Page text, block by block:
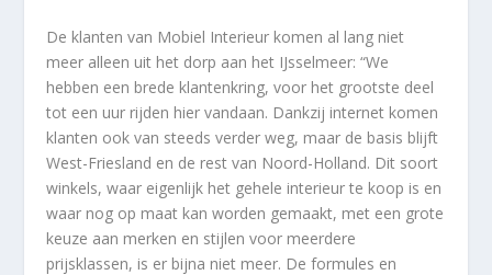
De klanten van Mobiel Interieur komen al lang niet
meer alleen uit het dorp aan het IJsselmeer: “We
hebben een brede klantenkring, voor het grootste deel
tot een uur rijden hier vandaan. Dankzij internet komen
klanten ook van steeds verder weg, maar de basis blijft
West-Friesland en de rest van Noord-Holland. Dit soort
winkels, waar eigenlijk het gehele interieur te koop is en
waar nog op maat kan worden gemaakt, met een grote
keuze aan merken en stijlen voor meerdere
prijsklassen, is er bijna niet meer. De formules en